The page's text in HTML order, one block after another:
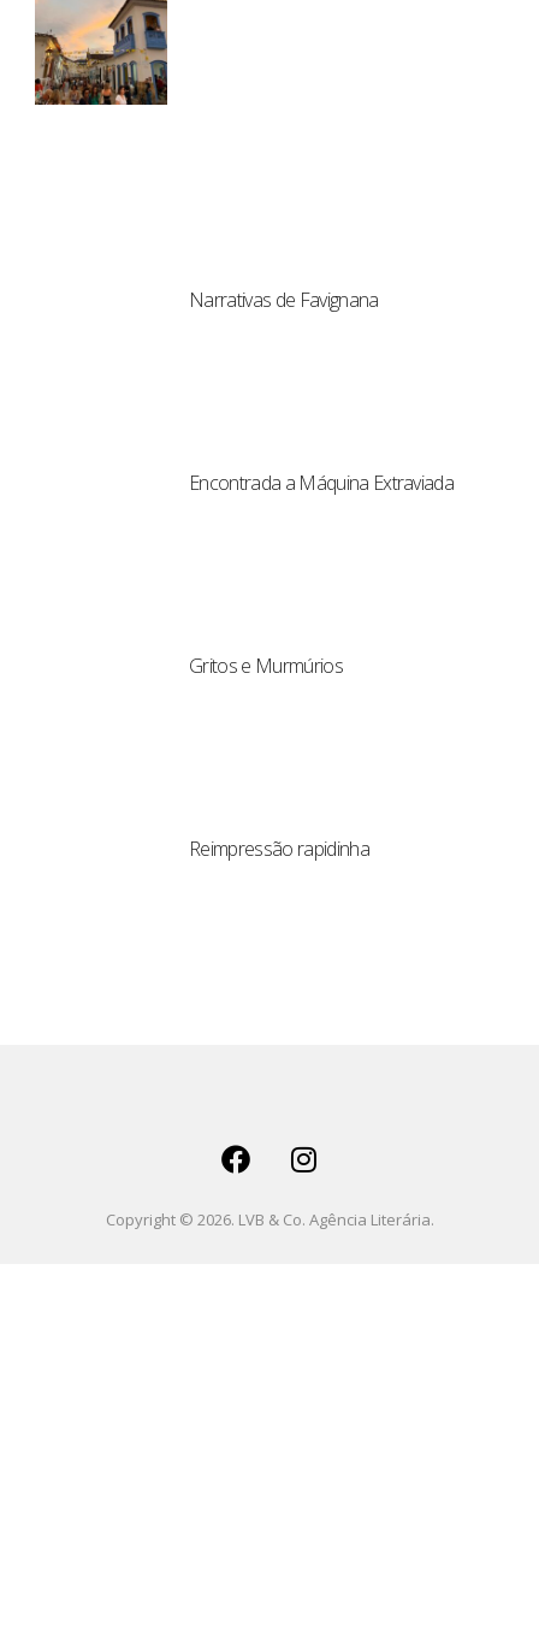
Narrativas de Favignana
Encontrada a Máquina Extraviada
Gritos e Murmúrios
Reimpressão rapidinha
Copyright © 2026. LVB & Co. Agência Literária.